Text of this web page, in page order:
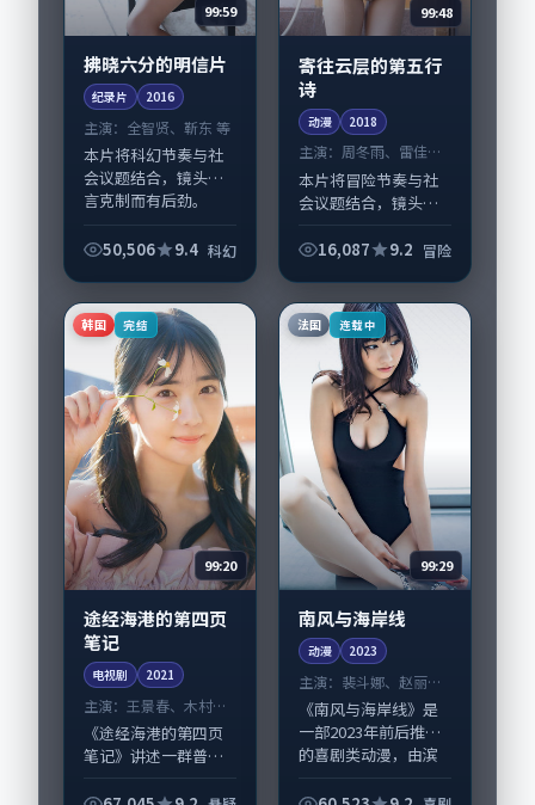
99:59
拂晓六分的明信片
纪录片 2016
主演： 全智贤、靳东 等
本片将科幻节奏与社
会议题结合，镜头语
言克制而有后劲。
片》由奉俊昊掌舵，
凸显新加坡城市质
感，适...
50,506 9.4 科幻
99:48
寄往云层的第五行
诗
动漫 2018
主演： 周冬雨、雷佳音
等
本片将冒险节奏与社
会议题结合，镜头语
《寄往云层的第五行
主线；取景与声音设
计凸显韩国城市质
感，...
16,087 9.2 冒险
韩国 完结
99:20
途经海港的第四页
笔记
电视剧 2021
主演： 王景春、木村拓
哉 等
《途经海港的第四页
笔记》讲述一群普通
法国 连载中
99:29
南风与海岸线
动漫 2023
主演： 裴斗娜、赵丽颖
等
《南风与海岸线》是
一部2023年前后推出
的喜剧类动漫，由滨
娜、赵丽颖，张家